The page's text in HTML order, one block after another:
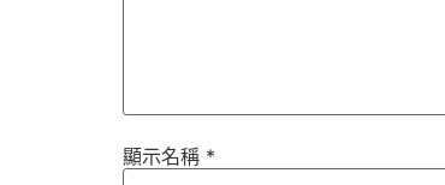
顯示名稱 *